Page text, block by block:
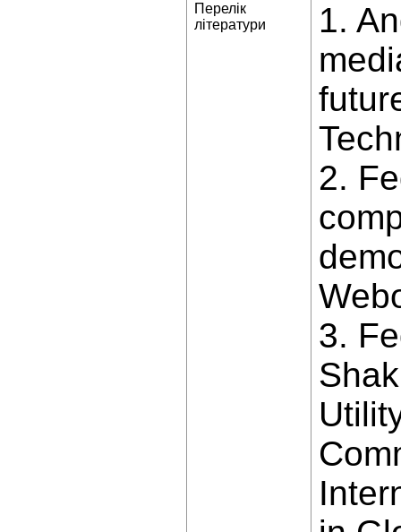
Перелік
літератури
1.
2.
3.